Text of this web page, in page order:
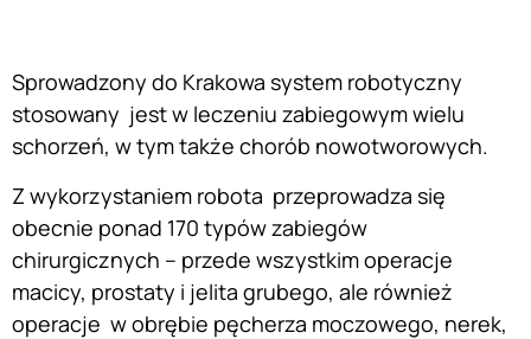
Sprowadzony do Krakowa system robotyczny
stosowany jest w leczeniu zabiegowym wielu
schorzeń, w tym także chorób nowotworowych.
Z wykorzystaniem robota przeprowadza się
obecnie ponad 170 typów zabiegów
chirurgicznych – przede wszystkim operacje
macicy, prostaty i jelita grubego, ale również
operacje w obrębie pęcherza moczowego, nerek,